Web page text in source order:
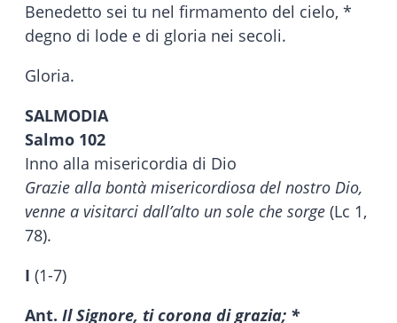
Benedetto sei tu nel firmamento del cielo, *
degno di lode e di gloria nei secoli.
Gloria.
SALMODIA
Salmo 102
Inno alla misericordia di Dio
Grazie alla bontà misericordiosa del nostro Dio,
venne a visitarci dall’alto un sole che sorge (Lc 1,
78).
I (1-7)
Ant. Il Signore, ti corona di grazia; *